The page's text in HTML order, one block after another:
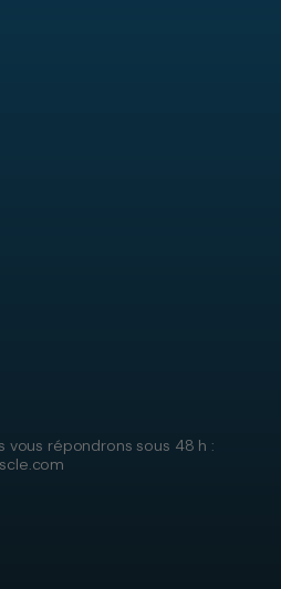
vous répondrons sous 48 h :